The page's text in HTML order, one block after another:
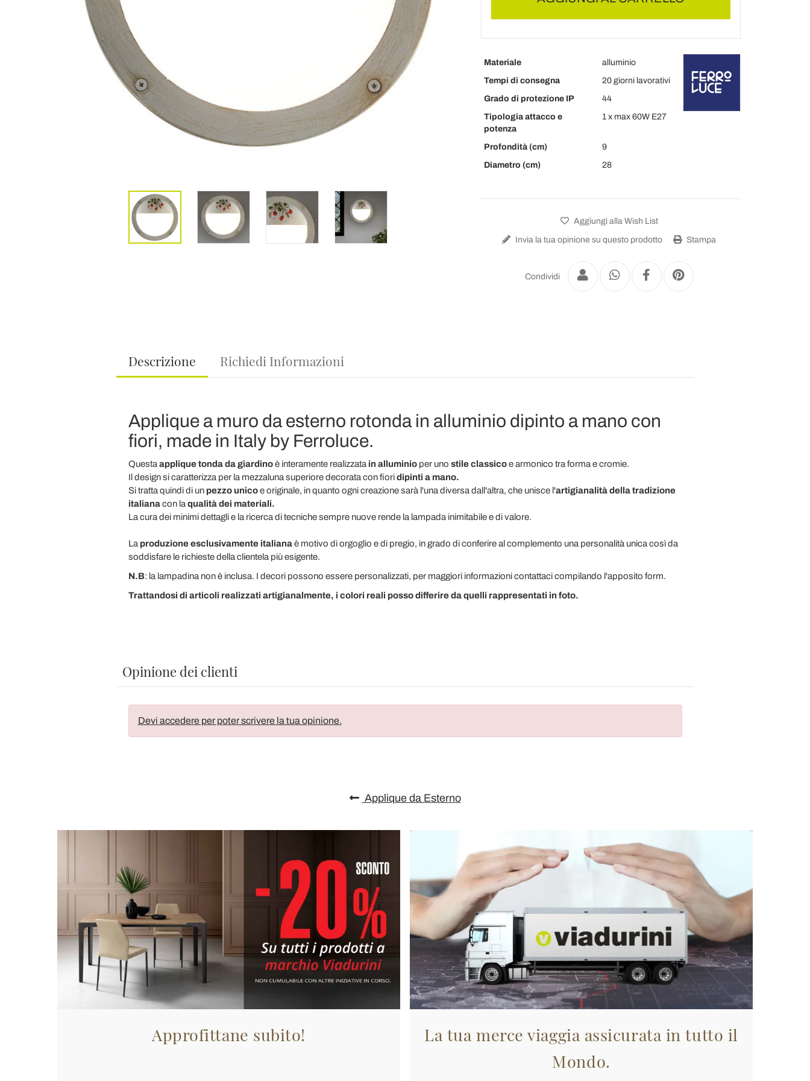
Materiale
alluminio
Tempi di consegna
20 giorni lavorativi
Grado di protezione IP
44
Tipologia attacco e
potenza
1 x max 60W E27
Profondità (cm)
9
Diametro (cm)
28
Aggiungi alla Wish List
Invia la tua opinione su questo prodotto Stampa
Condividi
Descrizione Richiedi Informazioni
Applique a muro da esterno rotonda in alluminio dipinto a mano con
fiori, made in Italy by Ferroluce.
Questa applique tonda da giardinoè interamente realizzata in alluminioper uno stile classicoe armonico tra forma e cromie.
Il design si caratterizza per la mezzaluna superiore decorata con fioridipinti a mano.
Si tratta quindi di un pezzo unicoe originale, in quanto ogni creazione sarà l'una diversa dall'altra, che unisce l'artigianalità della tradizione
italianacon la qualità dei materiali.
La cura dei minimi dettagli e la ricerca di tecniche sempre nuove rende la lampada inimitabile e di valore.
La produzione esclusivamente italianaè motivo di orgoglio e di pregio, in grado di conferire al complemento una personalità unica così da
soddisfare le richieste della clientela più esigente.
N.B: la lampadina non è inclusa. I decori possono essere personalizzati, per maggiori informazioni contattaci compilando l'apposito form.
Trattandosi di articoli realizzati artigianalmente, i colori reali posso differire da quelli rappresentati in foto.
Opinione dei clienti
Devi accedere per poter scrivere la tua opinione.
Applique da Esterno
Approfittane subito!
La tua merce viaggia assicurata in tutto il
Mondo.